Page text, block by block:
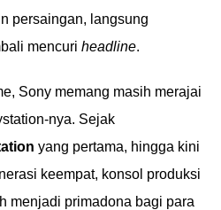
persaingan, langsung
mencuri headline.
Sony memang masih merajai
nya. Sejak
yang pertama, hingga kini
keempat, konsol produksi
menjadi primadona bagi para